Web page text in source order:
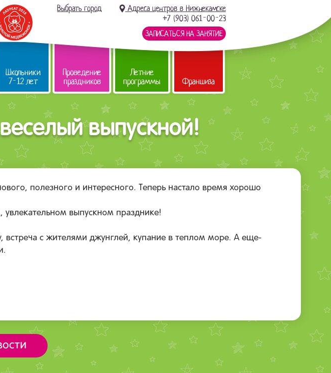
Выбрать город
Адреса центров в Нижнекамске
+7 (903) 061-00-23
ЗАПИСАТЬСЯ НА ЗАНЯТИЕ
Школьники
7-12 лет
Проведение
праздников
Летние
программы Франшиза
выпускной!
полезного и интересного. Теперь настало время хорошо
выпускном празднике!
с жителями джунглей, купание в теплом море. А еще-